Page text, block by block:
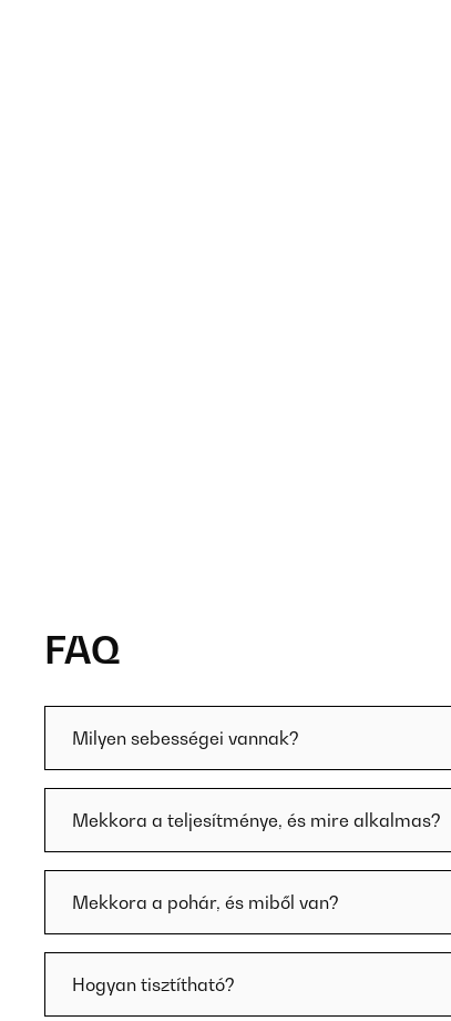
FAQ
Milyen sebességei vannak?
Mekkora a teljesítménye, és mire alkalmas?
Mekkora a pohár, és miből van?
Hogyan tisztítható?